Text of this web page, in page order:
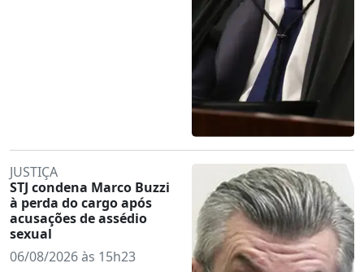
JUSTIÇA
STJ condena Marco Buzzi
à perda do cargo após
acusações de assédio
sexual
06/08/2026 às 15h23